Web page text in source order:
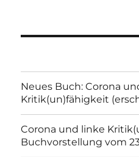
Neues Buch: Corona
Kritik(un)fähigkeit
Corona und linke
Buchvorstellung vom